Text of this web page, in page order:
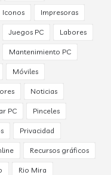
Iconos Impresoras
Juegos PC Labores
Mantenimiento PC
Móviles
Noticias
PC Pinceles
Privacidad
Recursos gráficos
Rio Mira